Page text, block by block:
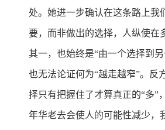
处。她进一步确认在这条路上我
要，而非做出的选择，人纵使在
其一，也始终是“由一个选择到
也无法论证何为“越走越窄”。反
择只有把握住了才算真正的“多”
年华老去会使人的可能性减少，